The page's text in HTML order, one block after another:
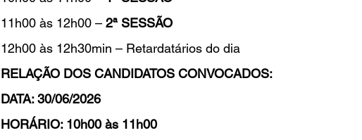
11h00 às 12h00 – 2ª SESSÃO
12h00 às 12h30min – Retardatários do dia
RELAÇÃO DOS CANDIDATOS CONVOCADOS:
DATA: 30/06/2026
HORÁRIO: 10h00 às 11h00